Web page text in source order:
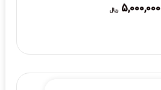
5,000,000 ریال